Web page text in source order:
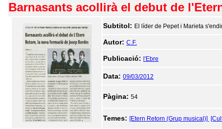
Barnasants acollirà el debut de
Subtitol: El líder de Pepet i Marieta
Autor: C.F.
Publicació: l'Ebre
Data: 09/03/2012
Pàgina: 54
Temes: [Etern Retorn (Grup musical)]